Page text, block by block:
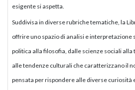
esigente si aspetta.
Suddivisa in diverse rubriche tematiche, la
offrire uno spazio di analisi e interpretazione
politica alla filosofia, dalle scienze sociali
alle tendenze culturali che caratterizzano il
pensata per rispondere alle diverse curiosità